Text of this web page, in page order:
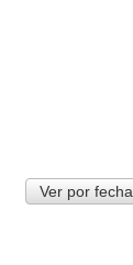
Ver por fecha